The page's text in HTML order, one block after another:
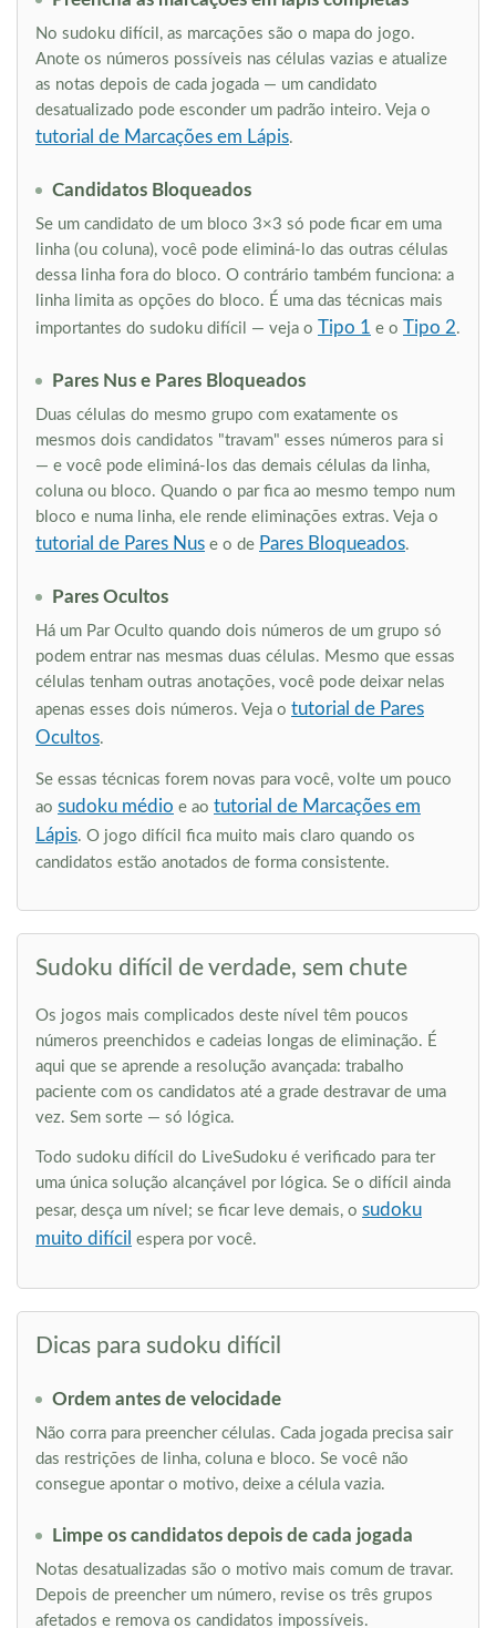
No sudoku difícil, as marcações são o mapa do jogo.
Anote os números possíveis nas células vazias e atualize
as notas depois de cada jogada — um candidato
desatualizado pode esconder um padrão inteiro. Veja o
tutorial de Marcações em Lápis.
Candidatos Bloqueados
Se um candidato de um bloco 3×3 só pode ficar em uma
linha (ou coluna), você pode eliminá-lo das outras células
dessa linha fora do bloco. O contrário também funciona: a
linha limita as opções do bloco. É uma das técnicas mais
importantes do sudoku difícil — veja o Tipo 1 e o Tipo 2.
Pares Nus e Pares Bloqueados
Duas células do mesmo grupo com exatamente os
mesmos dois candidatos "travam" esses números para si
— e você pode eliminá-los das demais células da linha,
coluna ou bloco. Quando o par fica ao mesmo tempo num
bloco e numa linha, ele rende eliminações extras. Veja o
tutorial de Pares Nus e o de Pares Bloqueados.
Pares Ocultos
Há um Par Oculto quando dois números de um grupo só
podem entrar nas mesmas duas células. Mesmo que essas
células tenham outras anotações, você pode deixar nelas
apenas esses dois números. Veja o tutorial de Pares
Ocultos.
Se essas técnicas forem novas para você, volte um pouco
ao sudoku médio e ao tutorial de Marcações em
Lápis. O jogo difícil fica muito mais claro quando os
candidatos estão anotados de forma consistente.
Sudoku difícil de verdade, sem chute
Os jogos mais complicados deste nível têm poucos
números preenchidos e cadeias longas de eliminação. É
aqui que se aprende a resolução avançada: trabalho
paciente com os candidatos até a grade destravar de uma
vez. Sem sorte — só lógica.
Todo sudoku difícil do LiveSudoku é verificado para ter
uma única solução alcançável por lógica. Se o difícil ainda
pesar, desça um nível; se ficar leve demais, o sudoku
muito difícil espera por você.
Dicas para sudoku difícil
Ordem antes de velocidade
Não corra para preencher células. Cada jogada precisa sair
das restrições de linha, coluna e bloco. Se você não
consegue apontar o motivo, deixe a célula vazia.
Limpe os candidatos depois de cada jogada
Notas desatualizadas são o motivo mais comum de travar.
Depois de preencher um número, revise os três grupos
afetados e remova os candidatos impossíveis.